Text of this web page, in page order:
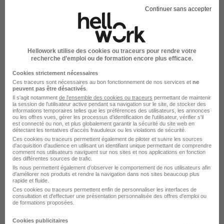
Emplois & formations
Emploi Pharmacien
Emploi Santé
Emploi Pharmacien Saône-et-Loire
L'emploi par métier à Autun
dans le domaine Santé
Continuer sans accepter
Hellowork utilise des cookies ou traceurs pour rendre votre
recherche d’emploi ou de formation encore plus efficace.
Cookies strictement nécessaires
Ces traceurs sont nécessaires au bon fonctionnement de nos services et ne
peuvent pas être désactivés
Il s'agit notamment de l'ensemble des cookies ou traceurs permettant de maintenir
la session de l'utilisateur active pendant sa navigation sur le site, de stocker des
informations temporaires telles que les préférences des utilisateurs, les annonces
ou les offres vues, gérer les processus d'identification de l'utilisateur, vérifier s'il
est connecté ou non, et plus globalement garantir la sécurité du site web en
détectant les tentatives d'accès frauduleux ou les violations de sécurité.
Ces cookies ou traceurs permettent également de piloter et suivre les sources
d'acquisition d'audience en utilisant un identifiant unique permettant de comprendre
comment nos utilisateurs naviguent sur nos sites et nos applications en fonction
des différentes sources de trafic.
Ils nous permettent également d’observer le comportement de nos utilisateurs afin
d'améliorer nos produits et rendre la navigation dans nos sites beaucoup plus
rapide et fluide.
Ces cookies ou traceurs permettent enfin de personnaliser les interfaces de
consultation et d'effectuer une présentation personnalisée des offres d'emploi ou
de formations proposées.
Cookies publicitaires